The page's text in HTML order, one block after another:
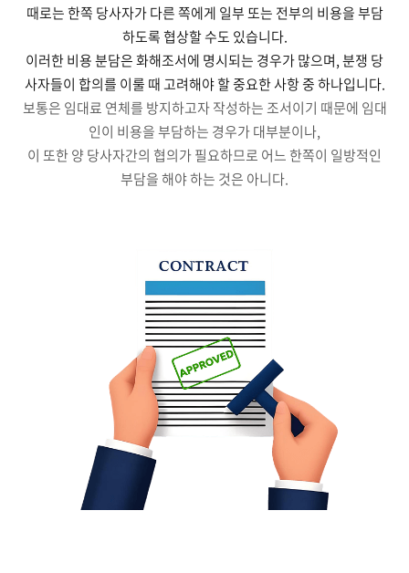
때로는 한쪽 당사자가 다른 쪽에게 일부 또는 전부의 비용을 부담
하도록 협상할 수도 있습니다.
이러한 비용 분담은 화해조서에 명시되는 경우가 많으며, 분쟁 당
사자들이 합의를 이룰 때 고려해야 할 중요한 사항 중 하나입니다.
보통은 임대료 연체를 방지하고자 작성하는 조서이기 때문에 임대
인이 비용을 부담하는 경우가 대부분이나,
이 또한 양 당사자간의 협의가 필요하므로 어느 한쪽이 일방적인
부담을 해야 하는 것은 아니다.